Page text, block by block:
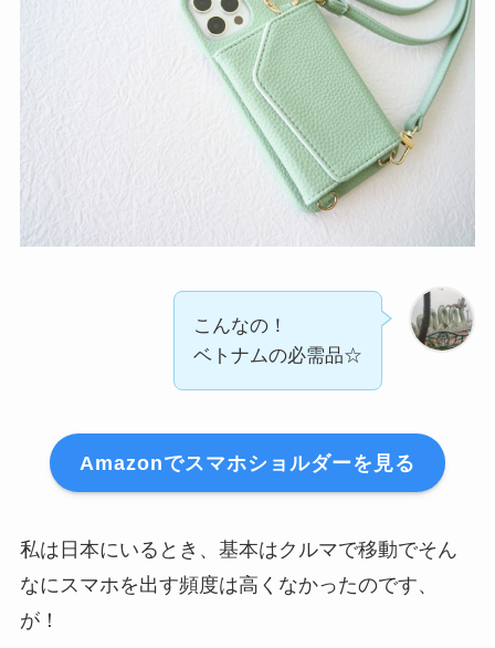
こんなの！
ベトナムの必需品☆
Amazonでスマホショルダーを見る
私は日本にいるとき、基本はクルマで移動でそん
なにスマホを出す頻度は高くなかったのです、
が！